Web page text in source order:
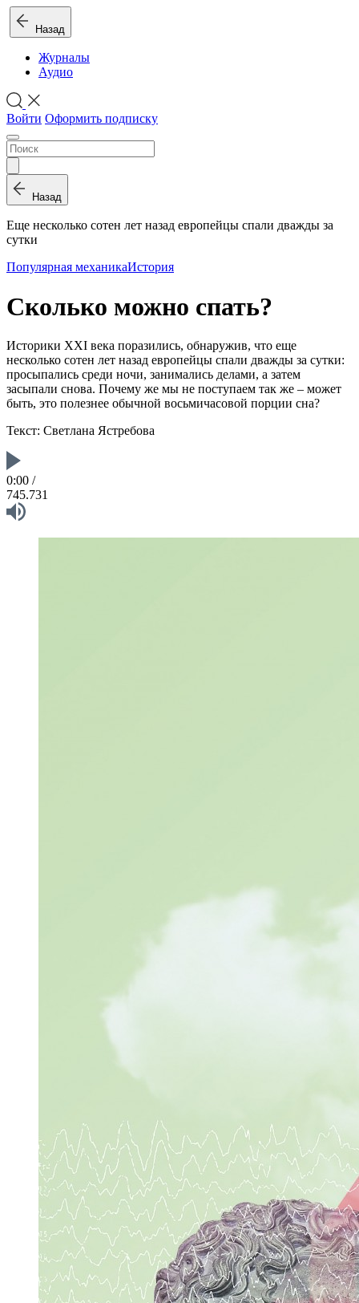
Назад
Журналы
Аудио
Войти Оформить подписку
Назад
Еще несколько сотен лет назад европейцы спали дважды за
сутки
Популярная механикаИстория
Сколько можно спать?
Историки XXI века поразились, обнаружив, что еще
несколько сотен лет назад европейцы спали дважды за сутки:
просыпались среди ночи, занимались делами, а затем
засыпали снова. Почему же мы не поступаем так же – может
быть, это полезнее обычной восьмичасовой порции сна?
Текст: Светлана Ястребова
0:00 /
745.731